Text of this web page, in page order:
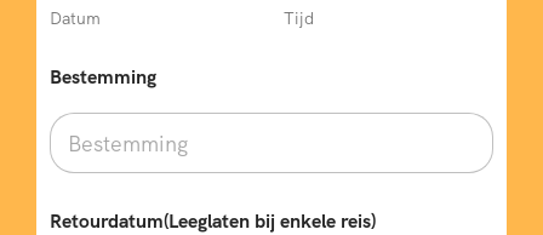
Datum Tijd
Bestemming
Retourdatum(Leeglaten bij enkele reis)